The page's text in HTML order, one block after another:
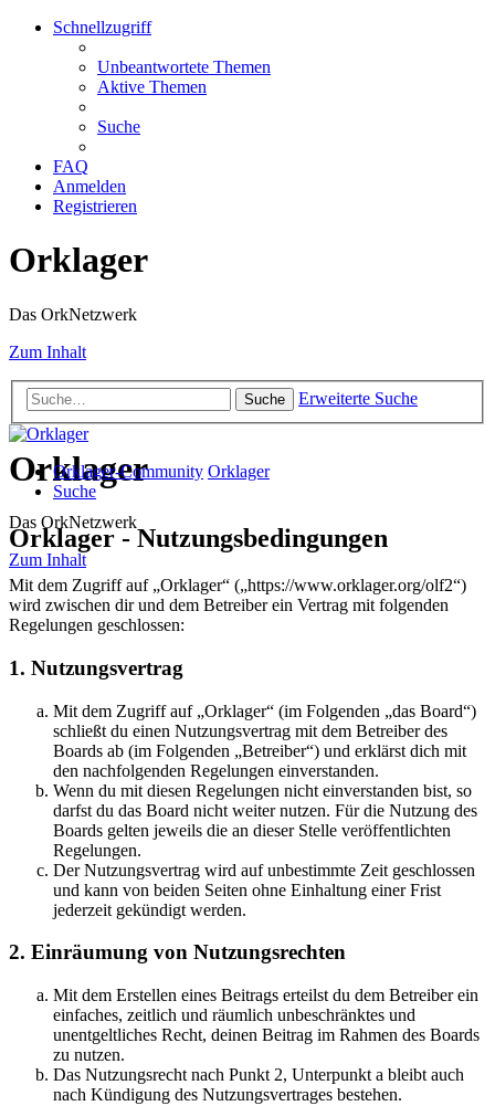
Schnellzugriff
Unbeantwortete Themen
Aktive Themen
Suche
FAQ
Anmelden
Registrieren
Orklager
Das OrkNetzwerk
Zum Inhalt
Suche Erweiterte Suche
Orklager
Das OrkNetzwerk
Zum Inhalt
Orklager-Community Orklager
Suche
Orklager - Nutzungsbedingungen
Mit dem Zugriff auf „Orklager“ („https://www.orklager.org/olf2“)
wird zwischen dir und dem Betreiber ein Vertrag mit folgenden
Regelungen geschlossen:
1. Nutzungsvertrag
Mit dem Zugriff auf „Orklager“ (im Folgenden „das Board“)
schließt du einen Nutzungsvertrag mit dem Betreiber des
Boards ab (im Folgenden „Betreiber“) und erklärst dich mit
den nachfolgenden Regelungen einverstanden.
Wenn du mit diesen Regelungen nicht einverstanden bist, so
darfst du das Board nicht weiter nutzen. Für die Nutzung des
Boards gelten jeweils die an dieser Stelle veröffentlichten
Regelungen.
Der Nutzungsvertrag wird auf unbestimmte Zeit geschlossen
und kann von beiden Seiten ohne Einhaltung einer Frist
jederzeit gekündigt werden.
2. Einräumung von Nutzungsrechten
Mit dem Erstellen eines Beitrags erteilst du dem Betreiber ein
einfaches, zeitlich und räumlich unbeschränktes und
unentgeltliches Recht, deinen Beitrag im Rahmen des Boards
zu nutzen.
Das Nutzungsrecht nach Punkt 2, Unterpunkt a bleibt auch
nach Kündigung des Nutzungsvertrages bestehen.